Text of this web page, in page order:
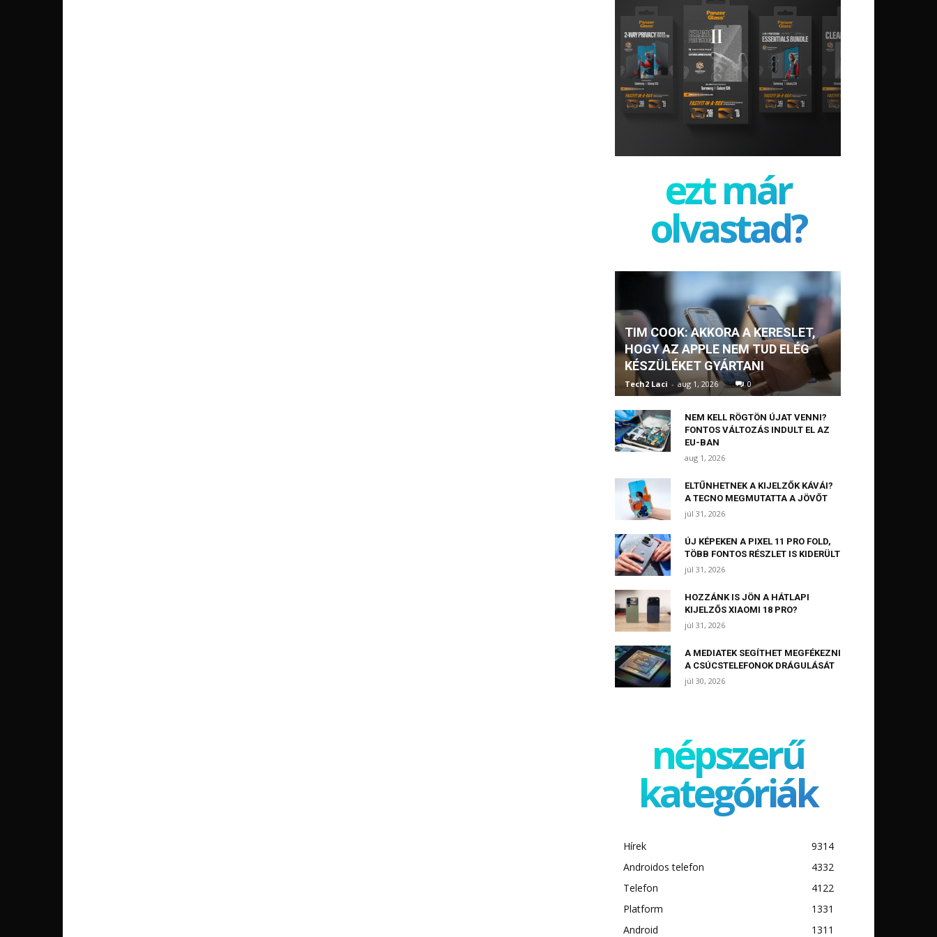
ezt már
olvastad?
TIM COOK: AKKORA A KERESLET,
HOGY AZ APPLE NEM TUD ELÉG
KÉSZÜLÉKET GYÁRTANI
Tech2 Laci - aug 1, 2026 0
NEM KELL RÖGTÖN ÚJAT VENNI?
FONTOS VÁLTOZÁS INDULT EL AZ
EU-BAN
aug 1, 2026
ELTŰNHETNEK A KIJELZŐK KÁVÁI?
A TECNO MEGMUTATTA A JÖVŐT
júl 31, 2026
ÚJ KÉPEKEN A PIXEL 11 PRO FOLD,
TÖBB FONTOS RÉSZLET IS KIDERÜLT
júl 31, 2026
HOZZÁNK IS JÖN A HÁTLAPI
KIJELZŐS XIAOMI 18 PRO?
júl 31, 2026
A MEDIATEK SEGÍTHET MEGFÉKEZNI
A CSÚCSTELEFONOK DRÁGULÁSÁT
júl 30, 2026
népszerű
kategóriák
Hírek
9314
Androidos telefon
4332
Telefon
4122
Platform
1331
Android
1311